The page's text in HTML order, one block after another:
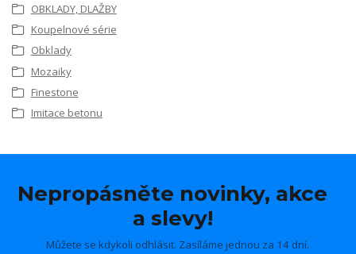
OBKLADY, DLAŽBY
Koupelnové série
Obklady
Mozaiky
Finestone
Imitace betonu
Nepropásněte novinky, akce
a slevy!
Můžete se kdykoli odhlásit. Zasíláme jednou za 14 dní.